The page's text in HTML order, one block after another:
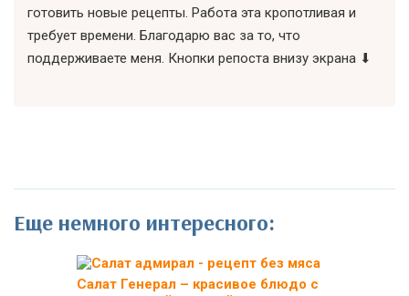
готовить новые рецепты. Работа эта кропотливая и
требует времени. Благодарю вас за то, что
поддерживаете меня. Кнопки репоста внизу экрана ⬇
Еще немного интересного:
Салат Генерал – красивое блюдо с